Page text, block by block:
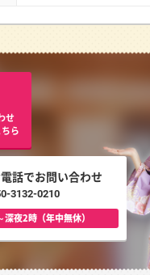
せ
ら
話でお問い合わせ
3132-0210
深夜2時（年中無休）